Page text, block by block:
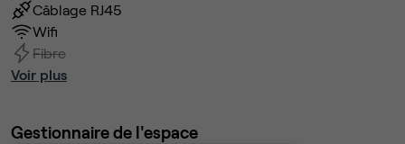
Câblage RJ45
Wifi
Fibre
Voir plus
Gestionnaire de l'espace